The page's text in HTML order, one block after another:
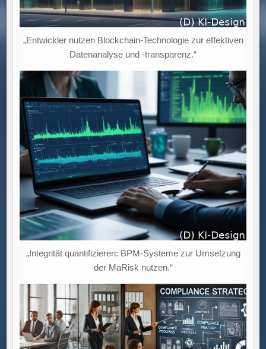
„Entwickler nutzen Blockchain-Technologie zur effektiven
Datenanalyse und -transparenz.“
„Integrität quantifizieren: BPM-Systeme zur Umsetzung
der MaRisk nutzen.“